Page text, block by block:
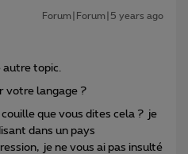
Forum|Forum|5 years ago
autre topic.
votre langage ?
que vous dites cela ? je
dans un pays
je ne vous ai pas insulté